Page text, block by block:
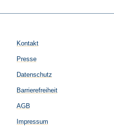
Kontakt
Presse
Datenschutz
Barrierefreiheit
AGB
Impressum